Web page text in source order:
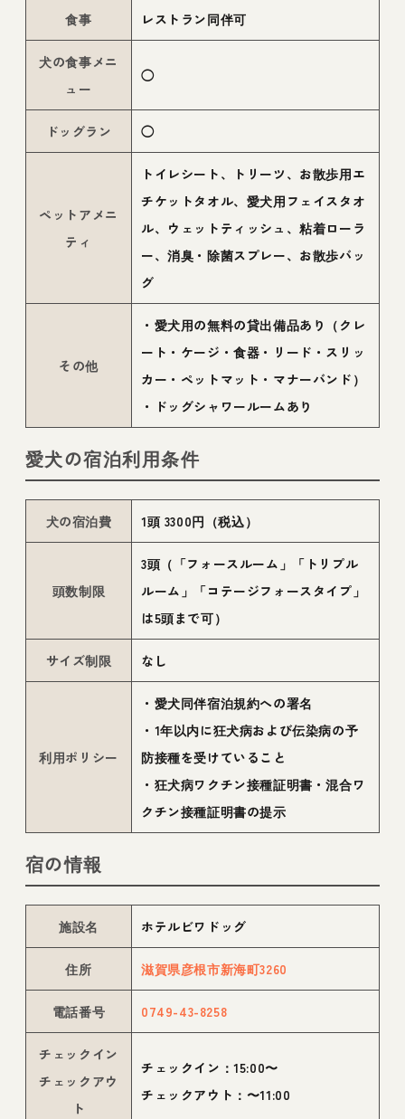
食事 レストラン同伴可
犬の食事メニ
ュー
◯
ドッグラン ◯
ペットアメニ
ティ
トイレシート、トリーツ、お散歩用エ
チケットタオル、愛犬用フェイスタオ
ル、ウェットティッシュ、粘着ローラ
ー、消臭・除菌スプレー、お散歩バッ
グ
その他
・愛犬用の無料の貸出備品あり（クレ
ート・ケージ・食器・リード・スリッ
カー・ペットマット・マナーバンド）
・ドッグシャワールームあり
愛犬の宿泊利用条件
犬の宿泊費 1頭 3300円（税込）
頭数制限
3頭（「フォースルーム」「トリプル
ルーム」「コテージフォースタイプ」
は5頭まで可）
サイズ制限 なし
利用ポリシー
・愛犬同伴宿泊規約への署名
・1年以内に狂犬病および伝染病の予
防接種を受けていること
・狂犬病ワクチン接種証明書・混合ワ
クチン接種証明書の提示
宿の情報
施設名 ホテルビワドッグ
住所 滋賀県彦根市新海町3260
電話番号 0749-43-8258
チェックイン
チェックアウ
ト
チェックイン：15:00〜
チェックアウト：〜11:00